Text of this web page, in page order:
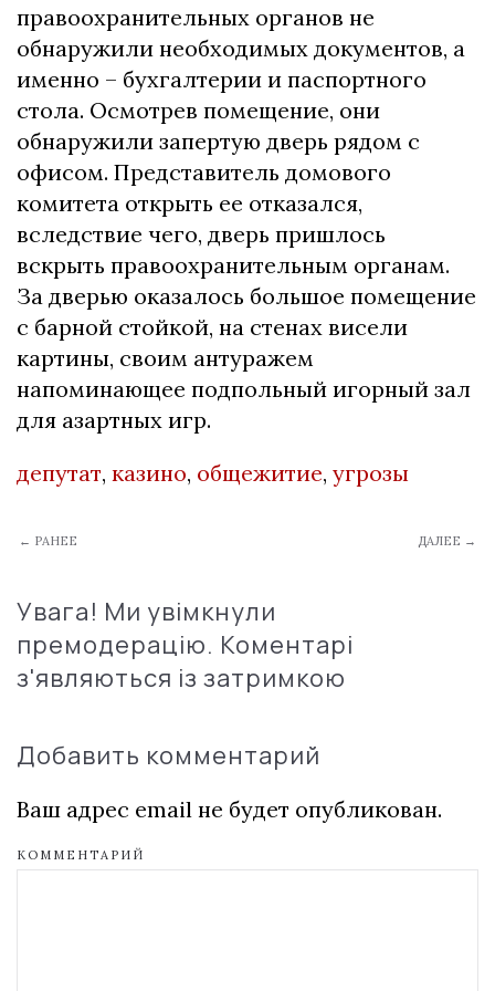
правоохранительных органов не
обнаружили необходимых документов, а
именно – бухгалтерии и паспортного
стола. Осмотрев помещение, они
обнаружили запертую дверь рядом с
офисом. Представитель домового
комитета открыть ее отказался,
вследствие чего, дверь пришлось
вскрыть правоохранительным органам.
За дверью оказалось большое помещение
с барной стойкой, на стенах висели
картины, своим антуражем
напоминающее подпольный игорный зал
для азартных игр.
депутат, казино, общежитие, угрозы
← РАНЕЕ ДАЛЕЕ →
Увага! Ми увімкнули
премодерацію. Коментарі
з'являються із затримкою
Добавить комментарий
Ваш адрес email не будет опубликован.
КОММЕНТАРИЙ